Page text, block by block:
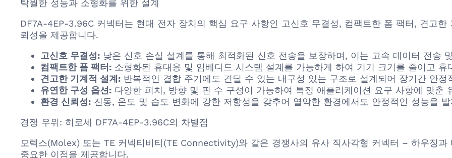
탁월한 성능과 소형화를 위한 설계
DF7A-4EP-3.96C 커넥터는 현대 전자 장치의 핵심 요구 사항인 고신호 무결성, 컴팩트한 폼 팩터, 견고
뢰성을 제공합니다.
고신호 무결성: 낮은 신호 손실 설계를 통해 최적화된 신호 전송을 보장하며, 이는 고속 데이터 전송
컴팩트한 폼 팩터: 소형화된 휴대용 및 임베디드 시스템 설계를 가능하게 하여 기기 크기를 줄이고 휴
견고한 기계적 설계: 반복적인 결합 주기에도 견딜 수 있는 내구성 있는 구조로 설계되어 장기간 안정
유연한 구성 옵션: 다양한 피치, 방향 및 핀 수 구성이 가능하여 특정 애플리케이션 요구 사항에 맞춘
환경 신뢰성: 진동, 온도 및 습도 변화에 강한 저항성을 갖추어 열악한 환경에서도 안정적인 성능을
경쟁 우위: 히로세 DF7A-4EP-3.96C의 차별점
모렉스(Molex) 또는 TE 커넥티비티(TE Connectivity)와 같은 경쟁사의 유사 직사각형 커넥터 – 하우징
중요한 이점을 제공합니다.